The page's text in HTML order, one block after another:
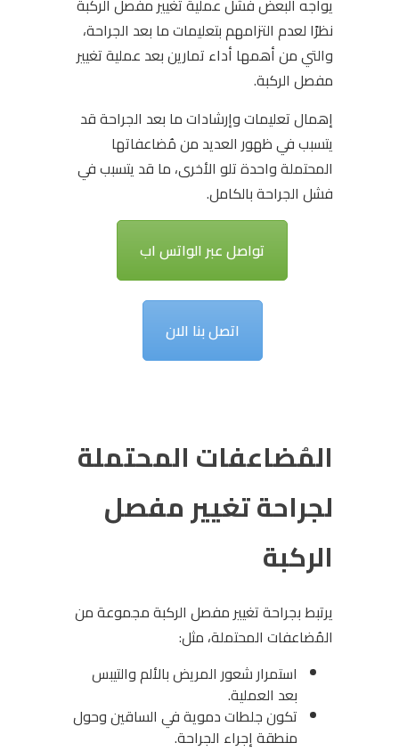
يواجه البعض فشل عملية تغيير مفصل الركبة
نظرًا لعدم التزامهم بتعليمات ما بعد الجراحة،
والتي من أهمها أداء تمارين بعد عملية تغيير
مفصل الركبة.
إهمال تعليمات وإرشادات ما بعد الجراحة قد
يتسبب في ظهور العديد من مُضاعفاتها
المحتملة واحدة تلو الأخرى، ما قد يتسبب في
فشل الجراحة بالكامل.
تواصل عبر الواتس اب
اتصل بنا الان
المُضاعفات المحتملة
لجراحة تغيير مفصل
الركبة
يرتبط بجراحة تغيير مفصل الركبة مجموعة من
المُضاعفات المحتملة، مثل:
استمرار شعور المريض بالألم والتيبس
بعد العملية.
تكون جلطات دموية في الساقين وحول
منطقة إجراء الجراحة.